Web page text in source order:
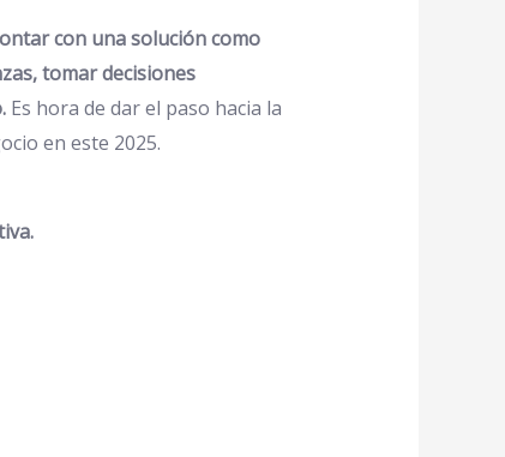
con una solución como
tomar decisiones
Es hora de dar el paso hacia la
en este 2025.